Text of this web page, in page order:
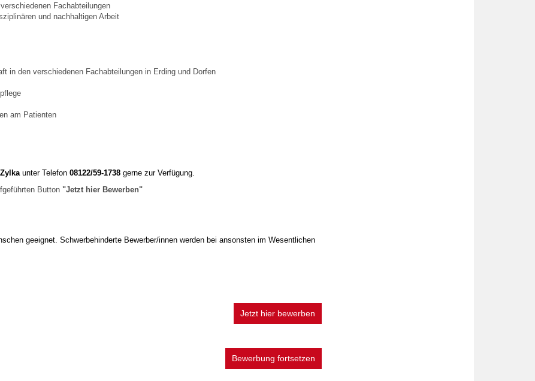
Fachabteilungen
und nachhaltigen Arbeit
in den verschiedenen Fachabteilungen in Erding und Dorfen
am Patienten
unter Telefon 08122/59-1738 gerne zur Verfügung.
Button "Jetzt hier Bewerben"
geeignet. Schwerbehinderte Bewerber/innen werden bei ansonsten im Wesentlichen
Jetzt hier bewerben
Bewerbung fortsetzen